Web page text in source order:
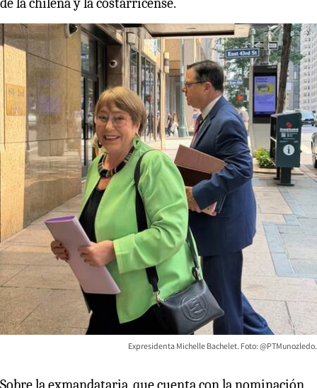
Expresidenta Michelle Bachelet. Foto: @PTMunozledo.